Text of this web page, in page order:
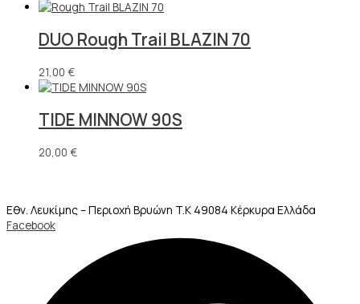
DUO Rough Trail BLAZIN 70
21,00 €
TIDE MINNOW 90S
20,00 €
Εθν. Λευκίμης – Περιοχή Βρυώνη T.K 49084 Κέρκυρα Ελλάδα
Facebook